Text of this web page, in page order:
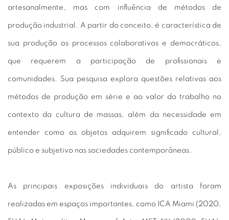
artesanalmente, mas com influência de métodos de
produção industrial. A partir do conceito, é característica de
sua produção os processos colaborativos e democráticos,
que requerem a participação de profissionais e
comunidades. Sua pesquisa explora questões relativas aos
métodos de produção em série e ao valor do trabalho no
contexto da cultura de massas, além da necessidade em
entender como os objetos adquirem significado cultural,
público e subjetivo nas sociedades contemporâneas.
As principais exposições individuais do artista foram
realizadas em espaços importantes, como ICA Miami (2020,